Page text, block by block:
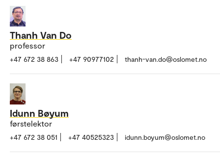
Thanh Van Do
professor
+47 672 38 863 +47 90977102 thanh-van.do@oslomet.no
Idunn Bøyum
førstelektor
+47 672 38 051 +47 40525323 idunn.boyum@oslomet.no